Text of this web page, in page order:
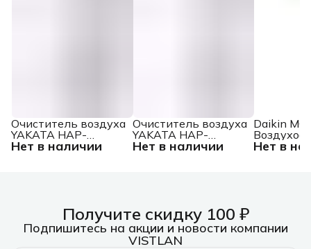
Нет в наличии
Очиститель воздуха
YAKATA HAP-
Y300S01W FUNAI
Нет в наличии
Очиститель воздуха
YAKATA HAP-
Y230S01E FUNAI
Нет в
Daikin
Получите скидку 100 ₽
Подпишитесь на акции и новости компании
VISTLAN